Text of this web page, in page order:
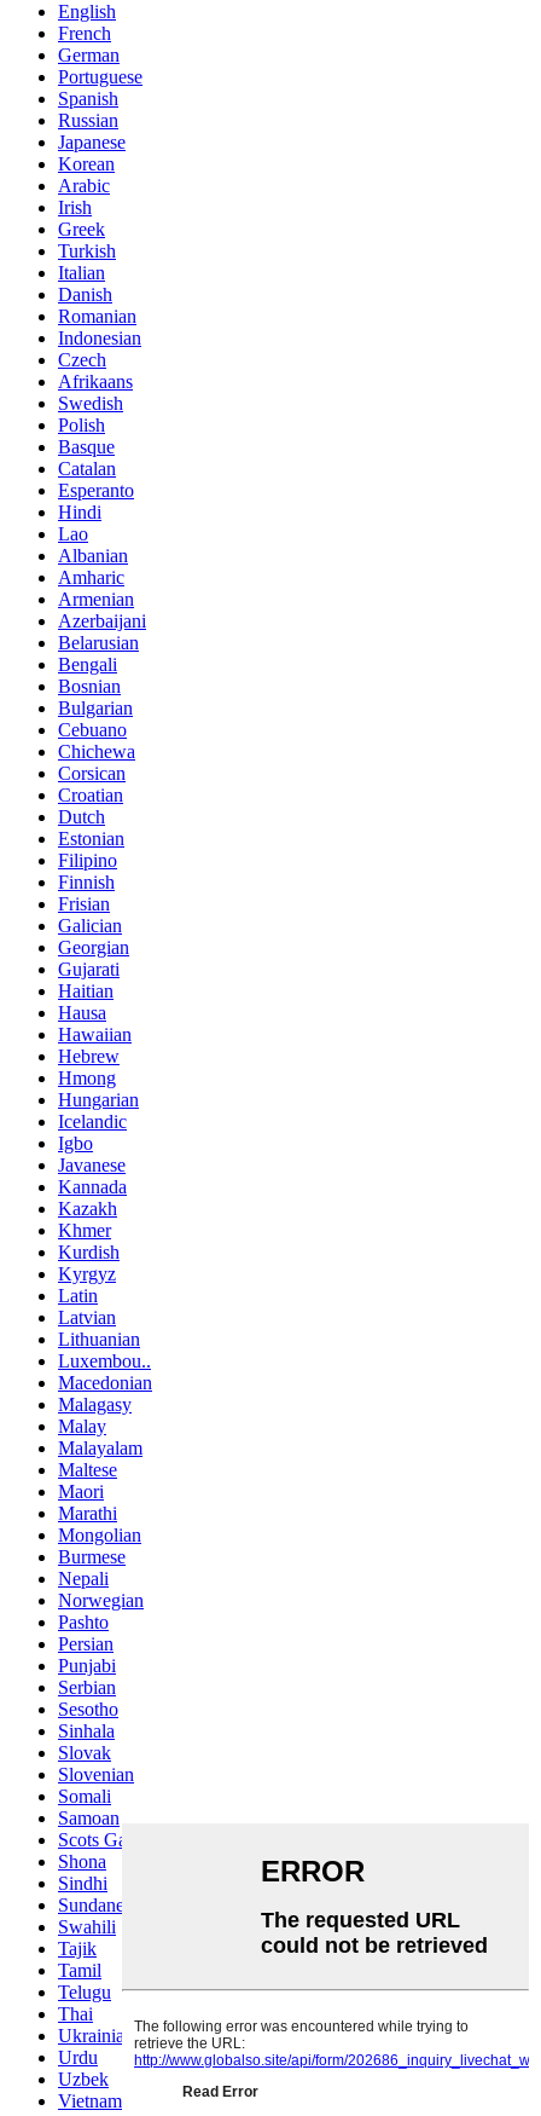
English
French
German
Portuguese
Spanish
Russian
Japanese
Korean
Arabic
Irish
Greek
Turkish
Italian
Danish
Romanian
Indonesian
Czech
Afrikaans
Swedish
Polish
Basque
Catalan
Esperanto
Hindi
Lao
Albanian
Amharic
Armenian
Azerbaijani
Belarusian
Bengali
Bosnian
Bulgarian
Cebuano
Chichewa
Corsican
Croatian
Dutch
Estonian
Filipino
Finnish
Frisian
Galician
Georgian
Gujarati
Haitian
Hausa
Hawaiian
Hebrew
Hmong
Hungarian
Icelandic
Igbo
Javanese
Kannada
Kazakh
Khmer
Kurdish
Kyrgyz
Latin
Latvian
Lithuanian
Luxembou..
Macedonian
Malagasy
Malay
Malayalam
Maltese
Maori
Marathi
Mongolian
Burmese
Nepali
Norwegian
Pashto
Persian
Punjabi
Serbian
Sesotho
Sinhala
Slovak
Slovenian
Somali
Samoan
Scots Gaelic
Shona
Sindhi
Sundanese
Swahili
Tajik
Tamil
Telugu
Thai
Ukrainian
Urdu
Uzbek
Vietnamese